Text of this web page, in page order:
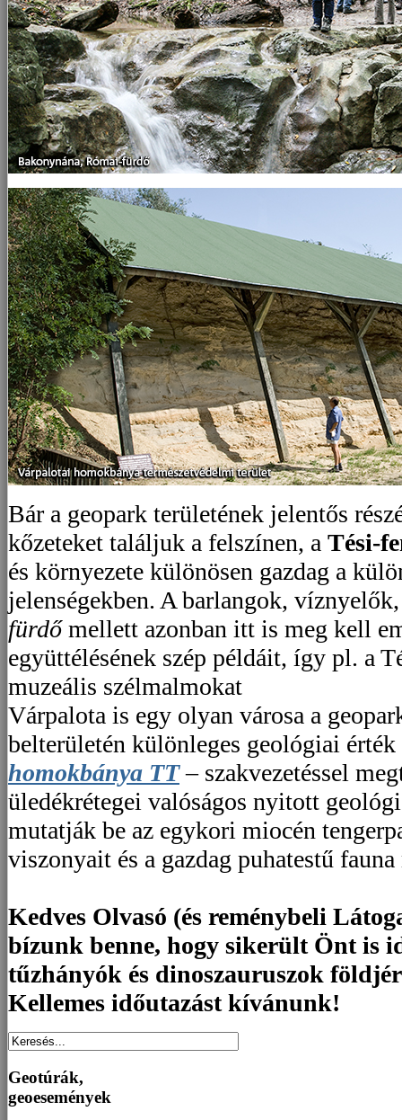
Bár a geopark területének jelentős
kőzeteket találjuk a felszínen, a Tési-
és környezete különösen gazdag a
jelenségekben. A barlangok,
fürdőmellett azonban itt is meg kell
együttélésének szép példáit, így pl. a
muzeális szélmalmokat
Várpalota is egy olyan városa a
belterületén különleges geológiai
homokbánya TT– szakvezetéssel
üledékrétegei valóságos nyitott
mutatják be az egykori miocén
viszonyait és a gazdag puhatestű
Kedves Olvasó (és reménybeli
bízunk benne, hogy sikerült Önt is
tűzhányók és dinoszauruszok
Kellemes időutazást kívánunk!
Geotúrák,
geoesemények